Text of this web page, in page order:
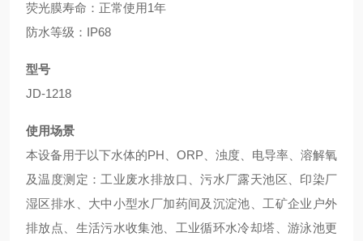
荧光膜寿命：正常使用1年
防水等级：IP68
型号
JD-1218
使用场景
本设备用于以下水体的PH、ORP、浊度、电导率、溶解氧
及温度测定：工业废水排放口、污水厂露天池区、印染厂
湿区排水、大中小型水厂加药间及沉淀池、工矿企业户外
排放点、生活污水收集池、工业循环水冷却塔、游泳池更